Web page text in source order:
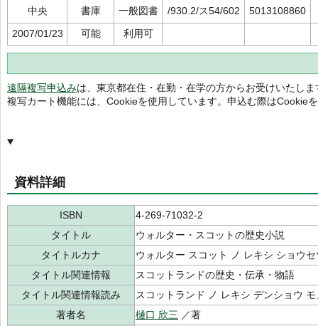
中央
書庫 一般図書 /930.2/ス54/602
5013108860
2007/01/23
可能 利用可
遠隔複写申込みは、東京都在住・在勤・在学の方からお受けいたしま
複写カート機能には、Cookieを使用しています。申込む際はCookie
資料詳細
ISBN
4-269-71032-2
タイトル
ウォルター・スコットの歴史小説
タイトルカナ
ウォルター スコット ノ レキシ ショウセ
タイトル関連情報
スコットランドの歴史・伝承・物語
タイトル関連情報読み
スコットランド ノ レキシ デンショウ
著者名
樋口 欣三 ／著